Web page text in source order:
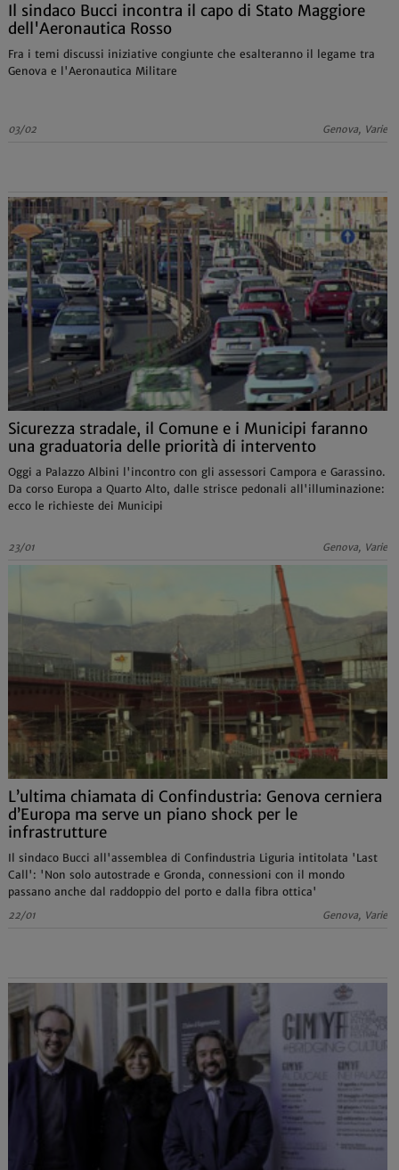
Il sindaco Bucci incontra il capo di Stato Maggiore
dell'Aeronautica Rosso
Fra i temi discussi iniziative congiunte che esalteranno il legame tra
Genova e l'Aeronautica Militare
03/02 Genova, Varie
Sicurezza stradale, il Comune e i Municipi faranno
una graduatoria delle priorità di intervento
Oggi a Palazzo Albini l'incontro con gli assessori Campora e Garassino.
Da corso Europa a Quarto Alto, dalle strisce pedonali all'illuminazione:
ecco le richieste dei Municipi
23/01 Genova, Varie
L’ultima chiamata di Confindustria: Genova cerniera
d’Europa ma serve un piano shock per le
infrastrutture
Il sindaco Bucci all'assemblea di Confindustria Liguria intitolata 'Last
Call': 'Non solo autostrade e Gronda, connessioni con il mondo
passano anche dal raddoppio del porto e dalla fibra ottica'
22/01 Genova, Varie